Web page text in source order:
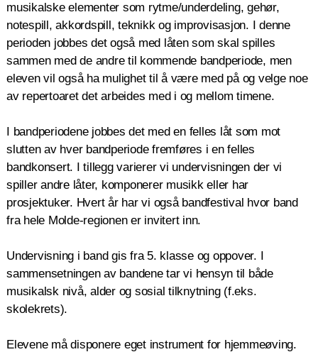
musikalske elementer som rytme/underdeling, gehør,
notespill, akkordspill, teknikk og improvisasjon. I denne
perioden jobbes det også med låten som skal spilles
sammen med de andre til kommende bandperiode, men
eleven vil også ha mulighet til å være med på og velge noe
av repertoaret det arbeides med i og mellom timene.
I bandperiodene jobbes det med en felles låt som mot
slutten av hver bandperiode fremføres i en felles
bandkonsert. I tillegg varierer vi undervisningen der vi
spiller andre låter, komponerer musikk eller har
prosjektuker. Hvert år har vi også bandfestival hvor band
fra hele Molde-regionen er invitert inn.
Undervisning i band gis fra 5. klasse og oppover. I
sammensetningen av bandene tar vi hensyn til både
musikalsk nivå, alder og sosial tilknytning (f.eks.
skolekrets).
Elevene må disponere eget instrument for hjemmeøving.